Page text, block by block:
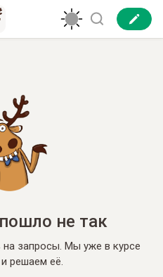
не так
на запросы. Мы уже в курсе
решаем её.